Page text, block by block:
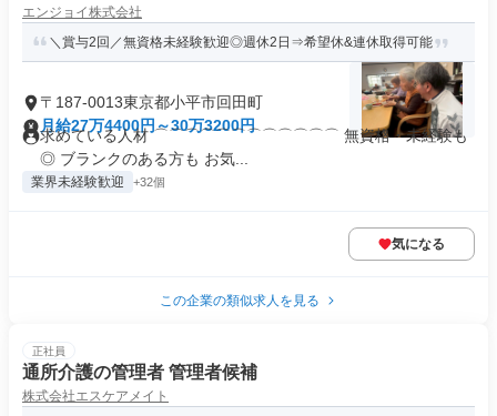
エンジョイ株式会社
＼賞与2回／無資格未経験歓迎◎週休2日⇒希望休&連休取得可能
〒187-0013東京都小平市回田町
月給27万4400円～30万3200円
求めている人材 ⌒⌒⌒⌒⌒⌒⌒⌒⌒⌒⌒⌒ 無資格・未経験も
◎ ブランクのある方も お気...
業界未経験歓迎 +32個
気になる
この企業の類似求人を見る
正社員
通所介護の管理者 管理者候補
株式会社エスケアメイト